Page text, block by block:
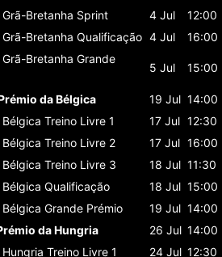
Bretanha Sprint 4 Jul
12:00
Bretanha Qualificação 4 Jul
16:00
Bretanha Grande
5 Jul 15:00
da Bélgica 19 Jul 14:00
Treino Livre 1 17 Jul 12:30
Treino Livre 2 17 Jul 16:00
Treino Livre 3 18 Jul 11:30
Qualificação 18 Jul 15:00
Grande Prémio 19 Jul 14:00
da Hungria
26 Jul 14:00
Treino Livre 1 24 Jul 12:30